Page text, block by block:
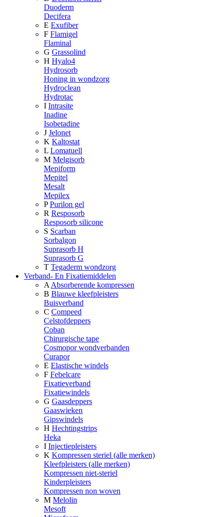
Duoderm
Decifera
E Exufiber
F Flamigel
Flaminal
G Grassolind
H Hyalo4
Hydrosorb
Honing in wondzorg
Hydroclean
Hydrotac
I Intrasite
Inadine
Isobetadine
J Jelonet
K Kaltostat
L Lomatuell
M Melgisorb
Mepiform
Mepitel
Mesalt
Mepilex
P Purilon gel
R Resposorb
Resposorb silicone
S Scarban
Sorbalgon
Suprasorb H
Suprasorb G
T Tegaderm wondzorg
Verband- En Fixatiemiddelen
A Absorberende kompressen
B Blauwe kleefpleisters
Buisverband
C Compeed
Celstofdeppers
Coban
Chirurgische tape
Cosmopor wondverbanden
Curapor
E Elastische windels
F Febelcare
Fixatieverband
Fixatiewindels
G Gaasdeppers
Gaaswieken
Gipswindels
H Hechtingstrips
Heka
I Injectiepleisters
K Kompressen steriel (alle merken)
Kleefpleisters (alle merken)
Kompressen niet-steriel
Kinderpleisters
Kompressen non woven
M Melolin
Mesoft